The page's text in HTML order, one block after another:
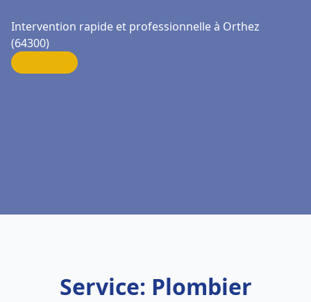
Intervention rapide et professionnelle à Orthez
(64300)
Service: Plombier